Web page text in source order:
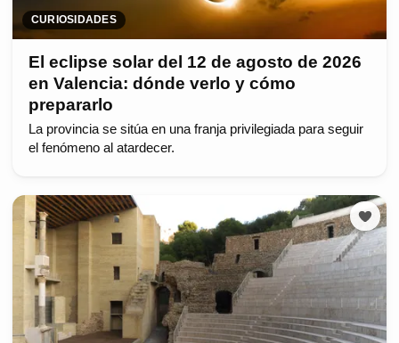
CURIOSIDADES
El eclipse solar del 12 de agosto de 2026
en Valencia: dónde verlo y cómo
prepararlo
La provincia se sitúa en una franja privilegiada para seguir
el fenómeno al atardecer.